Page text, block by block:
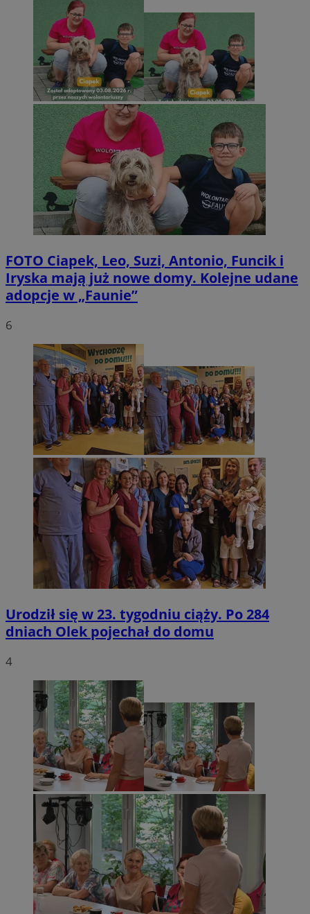
FOTO Ciapek, Leo, Suzi, Antonio, Funcik i
Iryska mają już nowe domy. Kolejne udane
adopcje w „Faunie”
6
Urodził się w 23. tygodniu ciąży. Po 284
dniach Olek pojechał do domu
4